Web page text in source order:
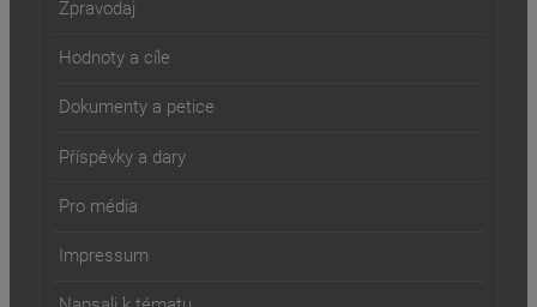
Zpravodaj
Hodnoty a cíle
Dokumenty a petice
Příspěvky a dary
Pro média
Impressum